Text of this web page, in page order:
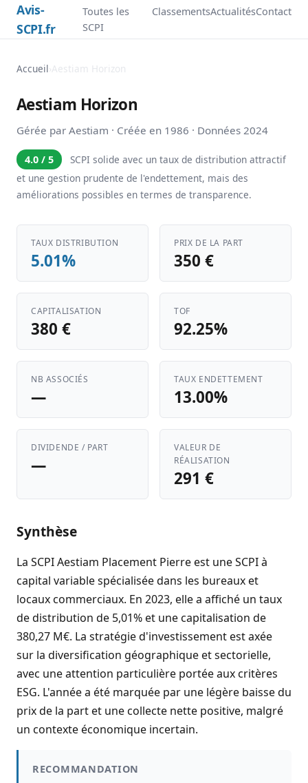
Avis-
SCPI.fr
Toutes les
SCPI
ClassementsActualitésContact
Accueil›Aestiam Horizon
Aestiam Horizon
Gérée par Aestiam · Créée en 1986 · Données 2024
4.0 / 5
SCPI solide avec un taux de distribution attractif
et une gestion prudente de l'endettement, mais des
améliorations possibles en termes de transparence.
TAUX DISTRIBUTION
5.01%
PRIX DE LA PART
350 €
CAPITALISATION
380 €
TOF
92.25%
NB ASSOCIÉS
—
TAUX ENDETTEMENT
13.00%
DIVIDENDE / PART
—
VALEUR DE
RÉALISATION
291 €
Synthèse
La SCPI Aestiam Placement Pierre est une SCPI à
capital variable spécialisée dans les bureaux et
locaux commerciaux. En 2023, elle a affiché un taux
de distribution de 5,01% et une capitalisation de
380,27 M€. La stratégie d'investissement est axée
sur la diversification géographique et sectorielle,
avec une attention particulière portée aux critères
ESG. L'année a été marquée par une légère baisse du
prix de la part et une collecte nette positive, malgré
un contexte économique incertain.
RECOMMANDATION